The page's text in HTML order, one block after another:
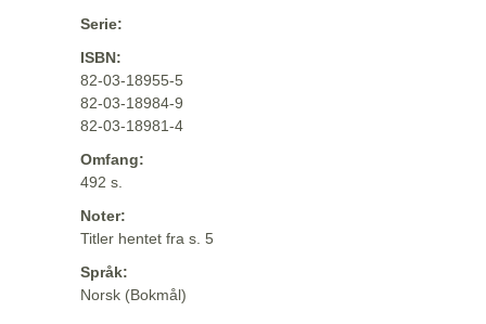
Serie:
ISBN:
82-03-18955-5
82-03-18984-9
82-03-18981-4
Omfang:
492 s.
Noter:
Titler hentet fra s. 5
Språk:
Norsk (Bokmål)